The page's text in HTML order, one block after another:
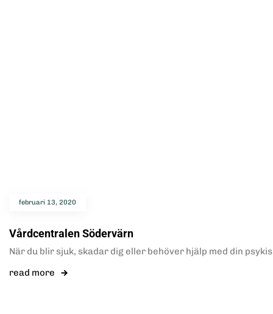
februari 13, 2020
Vårdcentralen Södervärn
När du blir sjuk, skadar dig eller behöver hjälp med din
read more